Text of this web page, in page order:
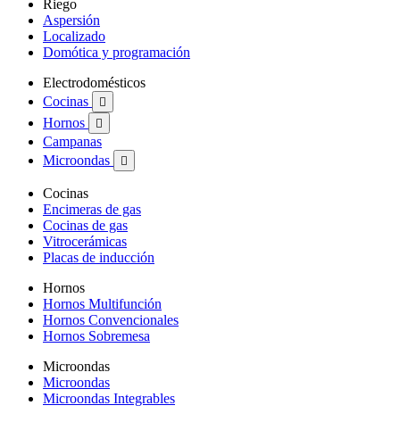
Riego
Aspersión
Localizado
Domótica y programación
Electrodomésticos
Cocinas

Hornos 
Campanas
Microondas

Cocinas
Encimeras de gas
Cocinas de gas
Vitrocerámicas
Placas de inducción
Hornos
Hornos Multifunción
Hornos Convencionales
Hornos Sobremesa
Microondas
Microondas
Microondas Integrables